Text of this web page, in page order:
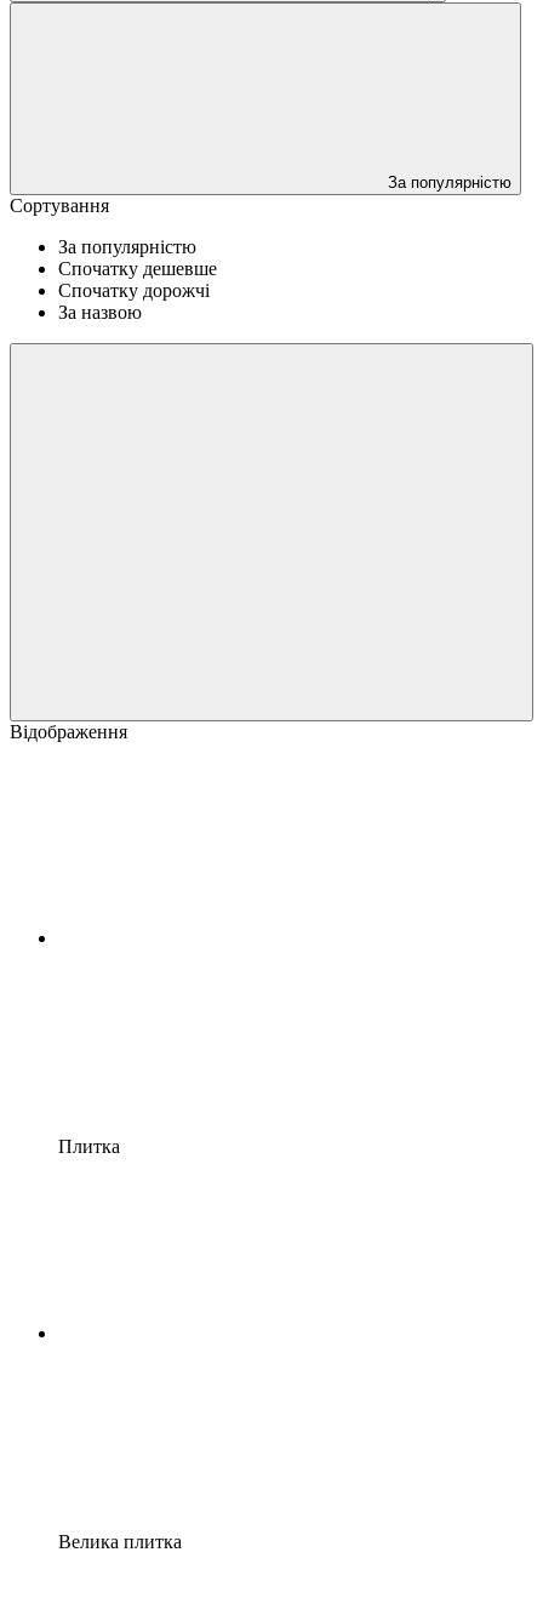
За популярністю
Сортування
За популярністю
Спочатку дешевше
Спочатку дорожчі
За назвою
Відображення
Плитка
Велика плитка